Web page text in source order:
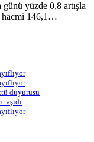
yüzde 0,8 artışla
hacmi 146,1…
duyurusu